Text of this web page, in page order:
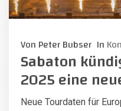
Von Peter Bubser In
Sabaton
2025 eine
Neue Tourdaten für